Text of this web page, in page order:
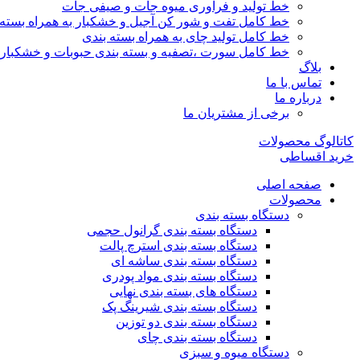
خط تولید و فرآوری میوه جات و صیفی جات
خط کامل تفت و شور کن آجیل و خشکبار به همراه
خط کامل تولید چای به همراه بسته بندی
خط کامل سورت ،تصفیه و بسته بندی حبوبات و خشکبار
بلاگ
تماس با ما
درباره ما
برخی از مشتریان ما
کاتالوگ محصولات
خرید اقساطی
صفحه اصلی
محصولات
دستگاه بسته بندی
دستگاه بسته بندی گرانول حجمی
دستگاه بسته بندی استرچ پالت
دستگاه بسته بندی ساشه ای
دستگاه بسته بندی مواد پودری
دستگاه های بسته بندی نهایی
دستگاه بسته بندی شیرینگ پک
دستگاه بسته بندی دو توزین
دستگاه بسته بندی چای
دستگاه میوه و سبزی